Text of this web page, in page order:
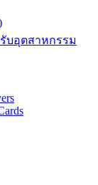
บอุตสาหกรรม